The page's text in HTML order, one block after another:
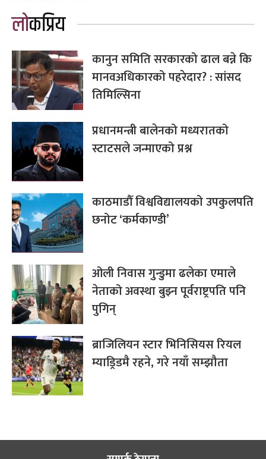
लोकप्रिय
कानुन समिति सरकारको ढाल बन्ने कि
मानवअधिकारको पहरेदार? : सांसद
तिमिल्सिना
प्रधानमन्त्री बालेनको मध्यरातको
स्टाटसले जन्माएको प्रश्न
काठमाडौँ विश्वविद्यालयको उपकुलपति
छनोट ‘कर्मकाण्डी’
ओली निवास गुन्डुमा ढलेका एमाले
नेताको अवस्था बुझ्न पूर्वराष्ट्रपति पनि
पुगिन्
ब्राजिलियन स्टार भिनिसियस रियल
म्याड्रिडमै रहने, गरे नयाँ सम्झौता